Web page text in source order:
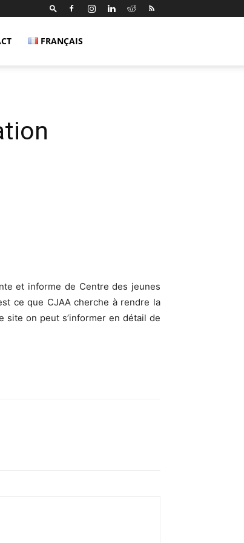
FRANÇAIS
et informe de Centre des jeunes
ce que CJAA cherche à rendre la
on peut s’informer en détail de